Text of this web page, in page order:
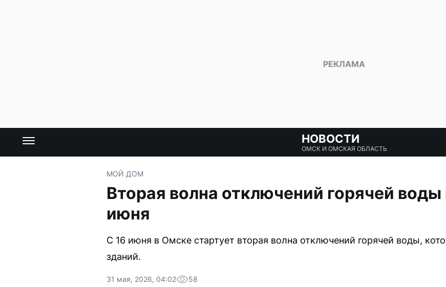
НОВОСТИ
ОМСК И ОМСКАЯ ОБЛАСТЬ
МОЙ ДОМ
Вторая волна отключений горячей
июня
С 16 июня в Омске стартует вторая волна отключений горячей воды,
зданий.
31 мая, 2026, 04:02 58